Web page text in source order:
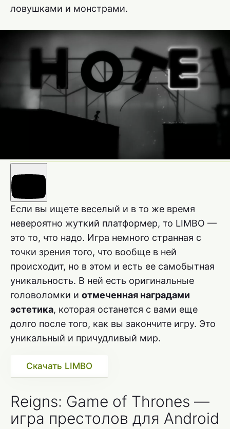
ловушками и монстрами.
Если вы ищете веселый и в то же время
невероятно жуткий платформер, то LIMBO —
это то, что надо. Игра немного странная с
точки зрения того, что вообще в ней
происходит, но в этом и есть ее самобытная
уникальность. В ней есть оригинальные
головоломки и отмеченная наградами
эстетика, которая останется с вами еще
долго после того, как вы закончите игру. Это
уникальный и причудливый мир.
Скачать LIMBO
Reigns: Game of Thrones —
игра престолов для Android